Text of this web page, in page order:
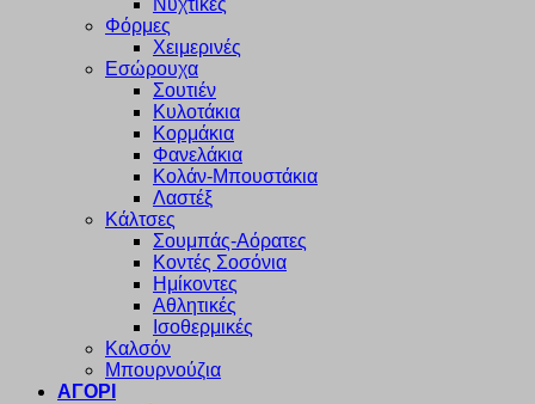
Νυχτικές
Φόρμες
Χειμερινές
Εσώρουχα
Σουτιέν
Κυλοτάκια
Κορμάκια
Φανελάκια
Κολάν-Μπουστάκια
Λαστέξ
Κάλτσες
Σουμπάς-Αόρατες
Κοντές Σοσόνια
Ημίκοντες
Αθλητικές
Ισοθερμικές
Καλσόν
Μπουρνούζια
ΑΓΟΡΙ